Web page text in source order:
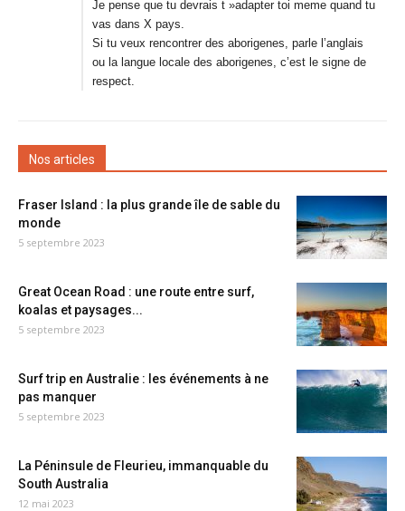
Je pense que tu devrais t »adapter toi meme quand tu
vas dans X pays.
Si tu veux rencontrer des aborigenes, parle l’anglais
ou la langue locale des aborigenes, c’est le signe de
respect.
Nos articles
Fraser Island : la plus grande île de sable du
monde
5 septembre 2023
Great Ocean Road : une route entre surf,
koalas et paysages...
5 septembre 2023
Surf trip en Australie : les événements à ne
pas manquer
5 septembre 2023
La Péninsule de Fleurieu, immanquable du
South Australia
12 mai 2023